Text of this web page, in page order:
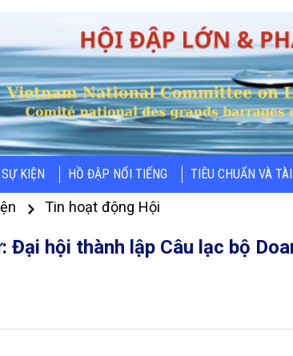
KIỆN HỒ ĐẬP NỔI TIẾNG TIÊU CHUẨN VÀ
Tin hoạt động Hội
Đại hội thành lập Câu lạc bộ